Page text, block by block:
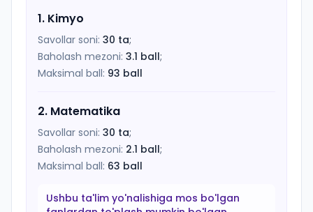
1. Kimyo
Savollar soni: 30 ta;
Baholash mezoni: 3.1 ball;
Maksimal ball: 93 ball
2. Matematika
Savollar soni: 30 ta;
Baholash mezoni: 2.1 ball;
Maksimal ball: 63 ball
Ushbu ta'lim yo'nalishiga mos bo'lgan